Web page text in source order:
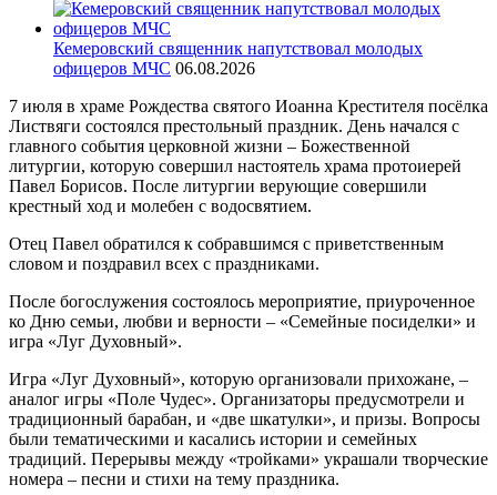
Кемеровский священник напутствовал молодых
офицеров МЧС 06.08.2026
7 июля в храме Рождества святого Иоанна Крестителя посёлка
Листвяги состоялся престольный праздник. День начался с
главного события церковной жизни – Божественной
литургии, которую совершил настоятель храма протоиерей
Павел Борисов. После литургии верующие совершили
крестный ход и молебен с водосвятием.
Отец Павел обратился к собравшимся с приветственным
словом и поздравил всех с праздниками.
После богослужения состоялось мероприятие, приуроченное
ко Дню семьи, любви и верности – «Семейные посиделки» и
игра «Луг Духовный».
Игра «Луг Духовный», которую организовали прихожане, –
аналог игры «Поле Чудес». Организаторы предусмотрели и
традиционный барабан, и «две шкатулки», и призы. Вопросы
были тематическими и касались истории и семейных
традиций. Перерывы между «тройками» украшали творческие
номера – песни и стихи на тему праздника.